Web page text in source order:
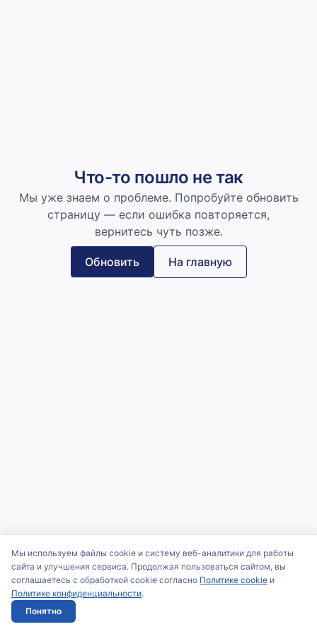
Что-то пошло не так
Мы уже знаем о проблеме. Попробуйте обновить
страницу — если ошибка повторяется,
вернитесь чуть позже.
Обновить На главную
Мы используем файлы cookie и систему веб-аналитики для работы
сайта и улучшения сервиса. Продолжая пользоваться сайтом, вы
соглашаетесь с обработкой cookie согласно Политике cookie и
Политике конфиденциальности.
Понятно